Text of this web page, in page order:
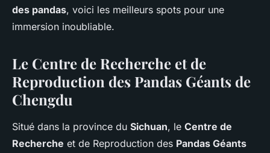
des pandas, voici les meilleurs spots pour une
immersion inoubliable.
Le Centre de Recherche et de
Reproduction des Pandas Géants de
Chengdu
Situé dans la province du Sichuan, le Centre de
Recherche et de Reproduction des Pandas Géants